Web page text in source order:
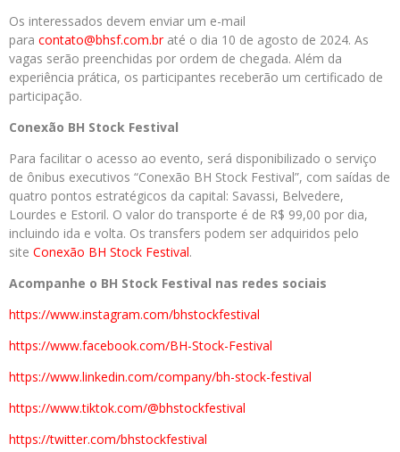
Os interessados devem enviar um e-mail
para contato@bhsf.com.braté o dia 10 de agosto de 2024. As
vagas serão preenchidas por ordem de chegada. Além da
experiência prática, os participantes receberão um certificado de
participação.
Conexão BH Stock Festival
Para facilitar o acesso ao evento, será disponibilizado o serviço
de ônibus executivos “Conexão BH Stock Festival”, com saídas de
quatro pontos estratégicos da capital: Savassi, Belvedere,
Lourdes e Estoril. O valor do transporte é de R$ 99,00 por dia,
incluindo ida e volta. Os transfers podem ser adquiridos pelo
site Conexão BH Stock Festival.
Acompanhe o BH Stock Festival nas redes sociais
https://www.instagram.com/bhstockfestival
https://www.facebook.com/BH-Stock-Festival
https://www.linkedin.com/company/bh-stock-festival
https://www.tiktok.com/@bhstockfestival
https://twitter.com/bhstockfestival